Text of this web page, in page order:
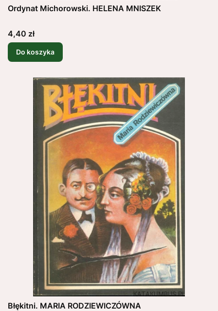
Ordynat Michorowski. HELENA MNISZEK
Cena
4,40 zł
Do koszyka
Błękitni. MARIA RODZIEWICZÓWNA